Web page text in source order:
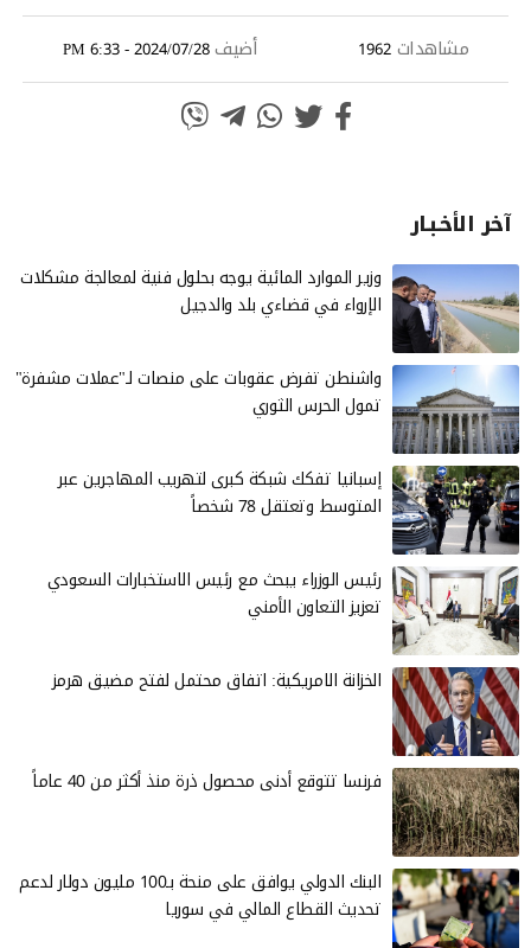
مشاهدات 1962 أضيف2024/07/28 - 6:33 PM
آخر الأخـبـار
وزير الموارد المائية يوجه بحلول فنية لمعالجة مشكلات
الإرواء في قضاءي بلد والدجيل
واشنطن تفرض عقوبات على منصات لـ"عملات مشفرة"
تمول الحرس الثوري
إسبانيا تفكك شبكة كبرى لتهريب المهاجرين عبر
المتوسط وتعتقل 78 شخصاً
رئيس الوزراء يبحث مع رئيس الاستخبارات السعودي
تعزيز التعاون الأمني
الخزانة الامريكية: اتفاق محتمل لفتح مضيق هرمز
فرنسا تتوقع أدنى محصول ذرة منذ أكثر من 40 عاماً
البنك الدولي يوافق على منحة بـ100 مليون دولار لدعم
تحديث القطاع المالي في سوريا